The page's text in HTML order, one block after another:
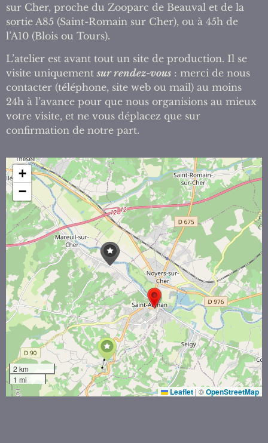
sur Cher, proche du Zooparc de Beauval et de la
sortie A85 (Saint-Romain sur Cher), ou à 45h de
l’A10 (Blois ou Tours).
L’atelier est avant tout un site de production. Il se
visite uniquementsur rendez-vous : merci de nous
contacter (téléphone, site web ou mail) au moins
24h à l’avance pour que nous organisions au mieux
votre visite, et ne vous déplacez que sur
confirmation de notre part.
+
−
2 km
1 mi
Leaflet | ©OpenStreetMap